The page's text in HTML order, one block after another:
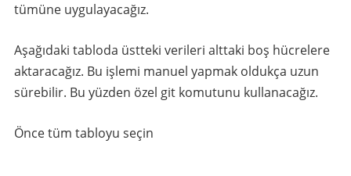
tümüne uygulayacağız.
Aşağıdaki tabloda üstteki verileri alttaki boş hücrelere
aktaracağız. Bu işlemi manuel yapmak oldukça uzun
sürebilir. Bu yüzden özel git komutunu kullanacağız.
Önce tüm tabloyu seçin